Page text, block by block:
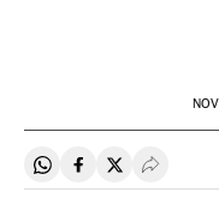
NOV
Compartir en
Compartir en
Compartir